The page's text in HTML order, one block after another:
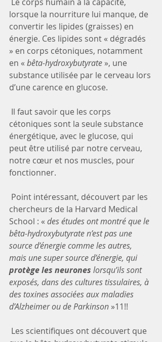
lorsque la nourriture lui manque, de
convertir les lipides (graisses) en
énergie. Ces lipides sont « dégradés
» en corps cétoniques, notamment
en « bêta-hydroxybutyrate », une
substance utilisée par le cerveau lors
d’une carence en glucose.
cétoniques sont la seule substance
énergétique, avec le glucose, qui
peut être utilisé par notre cerveau,
notre cœur et nos muscles, pour
fonctionner.
chercheurs de la Harvard Medical
School : « des études ont montré que le
bêta-hydroxybutyrate n’est pas une
source d’énergie comme les autres,
mais une super source d’énergie, qui
protège les neurones lorsqu’ils sont
exposés, dans des cultures tissulaires, à
des toxines associées aux maladies
d’Alzheimer ou de Parkinson »11!!